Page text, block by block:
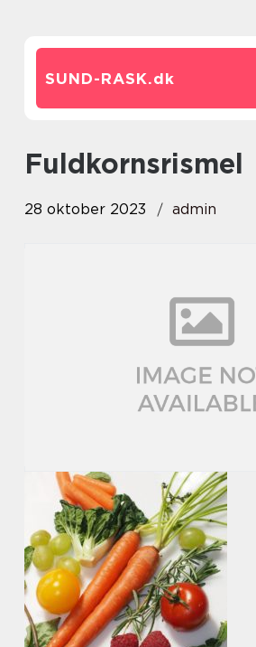
SUND-RASK.dk
fuldkornsrismel
28 oktober 2023 admin